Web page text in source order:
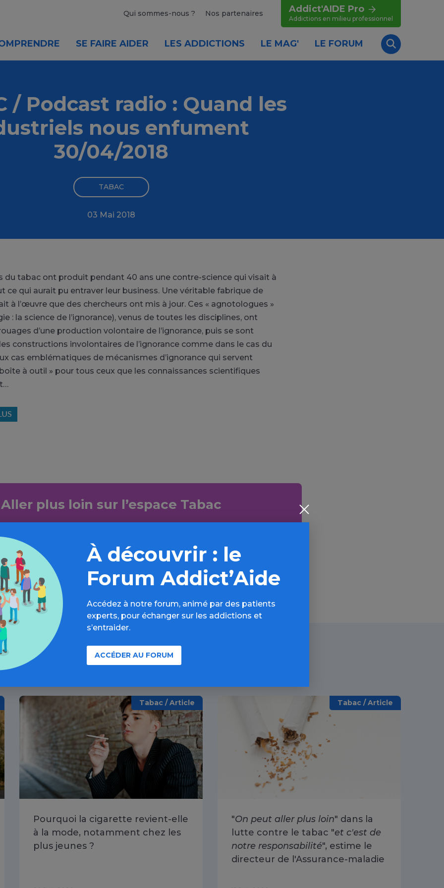
Qui sommes-nous ? Nos partenaires Addict'AIDE Pro
Addictions en milieu professionnel
SE FAIRE AIDER LES ADDICTIONS LE MAG' LE FORUM
Recherche
/ Podcast radio : Quand les
nous enfument
30/04/2018
TABAC
03 Mai 2018
du tabac ont produit pendant 40 ans une contre-science qui visait à
ce qui aurait pu entraver leur business. Une véritable fabrique de
à l’œuvre que des chercheurs ont mis à jour. Ces « agnotologues »
: la science de l’ignorance), venus de toutes les disciplines, ont
d’une production volontaire de l’ignorance, puis se sont
constructions involontaires de l’ignorance comme dans le cas du
cas emblématiques de mécanismes d’ignorance qui servent
à outil » pour tous ceux que les connaissances scientifiques
Aller plus loin sur l’espace Tabac
À lire aussi
Tabac / Article
Pourquoi la cigarette revient-elle
à la mode, notamment chez les
plus jeunes ?
Tabac / Article
"On peut aller plus loin" dans la
lutte contre le tabac "et c'est de
notre responsabilité", estime le
directeur de l'Assurance-maladie
À découvrir : le
Forum Addict’Aide
Accédez à notre forum, animé par des patients
experts, pour échanger sur les addictions et
s’entraider.
ACCÉDER AU FORUM